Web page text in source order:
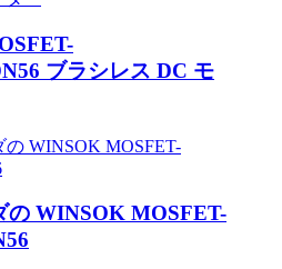
ブラシレス DC モ
の WINSOK MOSFET-